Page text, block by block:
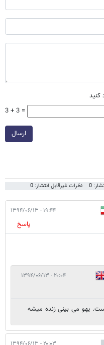
کنید
3 + 3 =
ارسال
0 نظرات غیرقابل انتشار: 0
۱۹:۴۴ - ۱۳۹۴/۰۶/۱۳
پاسخ
۲۰:۰۴ - ۱۳۹۴/۰۶/۱۳
یهو می بینی زنده میشه